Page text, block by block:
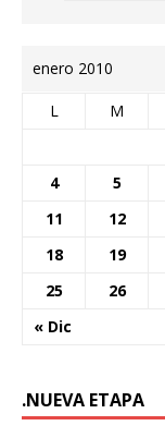
enero 2010
L M
« Dic
4
5
11
12
18
19
25
26
.NUEVA ETAPA